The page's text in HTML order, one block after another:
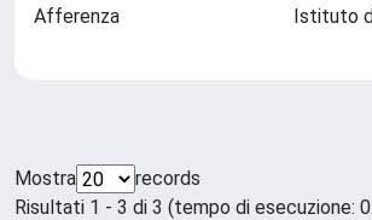
Afferenza Istituto
Mostra
records
Risultati 1 - 3 di 3 (tempo di esecuzione: